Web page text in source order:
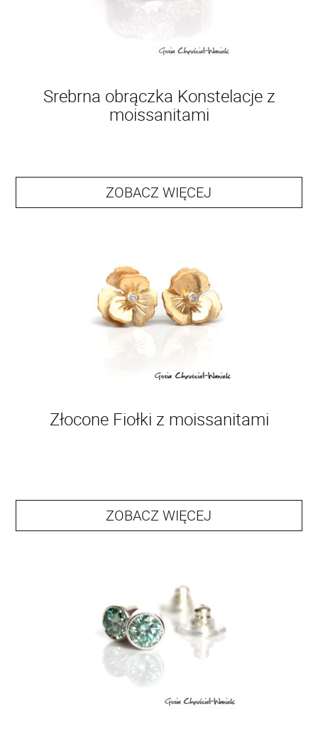
Srebrna obrączka Konstelacje z
moissanitami
ZOBACZ WIĘCEJ
Złocone Fiołki z moissanitami
ZOBACZ WIĘCEJ